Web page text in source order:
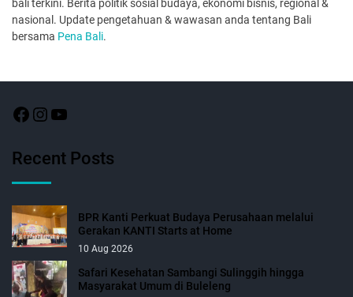
bali terkini. Berita politik sosial budaya, ekonomi bisnis, regional &
nasional. Update pengetahuan & wawasan anda tentang Bali
bersama Pena Bali.
Recent Posts
BPR Kanti Perkuat Budaya Perusahaan melalui
Gerakan KANTI Starts at Home
10 Aug 2026
Safari Kesehatan Sambangi Sulinggih hingga
Masyarakat Umum di Buleleng